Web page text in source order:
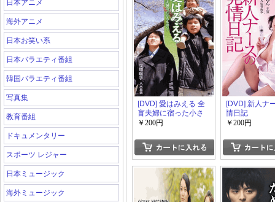
日本アニメ
海外アニメ
日本お笑い系
日本バラエティ番組
韓国バラエティ番組
写真集
教育番組
ドキュメンタリー
スポーツ レジャー
日本ミュージック
海外ミュージック
[DVD] 愛はみえる 全
盲夫婦に宿った小さ
な命
￥200円
[DVD] 新人ナ
情日記
￥200円